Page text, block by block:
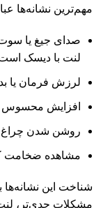
مهم‌ترین نشانه‌ها
صدای جیغ یا
لنت با دیسک
لرزش فرمان یا
افزایش
روشن شدن چراغ
مشاهده ضخامت
شناخت این
مشکلات جدی‌تر،